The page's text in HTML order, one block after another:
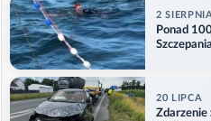
2
Ponad
20 LIPCA
Zdarzenie